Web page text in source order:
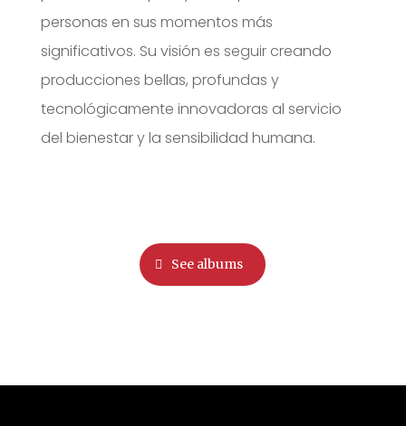
personas en sus momentos más
significativos. Su visión es seguir creando
producciones bellas, profundas y
tecnológicamente innovadoras al servicio
del bienestar y la sensibilidad humana.
See albums